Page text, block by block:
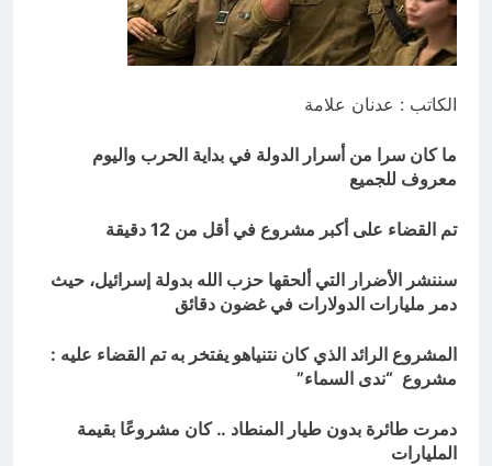
لهم الصلاة فلتقم طائفة منهم معك
وليأخذوا أٍسلحتهم)
13 ساعة Ago
مجلس عزاء حسيني (البصيرة في
الكاتب : عدنان علامة
ما كان سرا من أسرار الدولة في بداية الحرب واليوم
معروف للجميع
تم القضاء على أكبر مشروع في أقل من 12 دقيقة
سننشر الأضرار التي ألحقها حزب الله بدولة إسرائيل، حيث
دمر مليارات الدولارات في غضون دقائق
المشروع الرائد الذي كان نتنياهو يفتخر به تم القضاء عليه :
مشروع “ندى السماء”
دمرت طائرة بدون طيار المنطاد .. كان مشروعًا بقيمة
المليارات